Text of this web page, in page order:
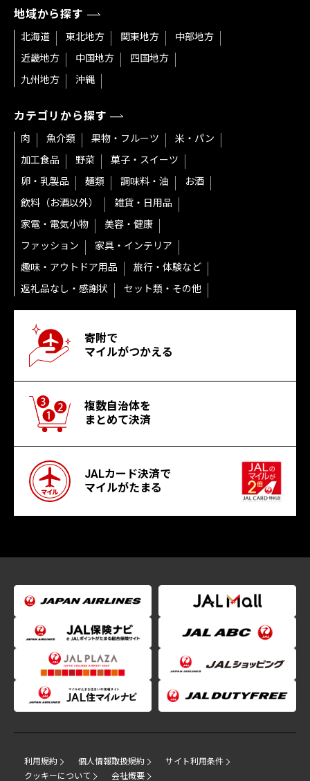
地域から探す
北海道 東北地方 関東地方
中部地方
近畿地方
中国地方
四国地方
九州地方
沖縄
カテゴリから探す
肉 魚介類 果物・フルーツ
米・パン
加工食品
野菜
菓子・スイーツ
卵・乳製品
麺類 調味料・油
お酒
飲料（お酒以外）
雑貨・日用品
家電・電気小物
美容・健康
ファッション
家具・インテリア
趣味・アウトドア用品
旅行・体験など
返礼品なし・感謝状
セット類・その他
寄附で
マイルがつかえる
複数自治体を
まとめて決済
JALカード決済で
マイルがたまる
利用規約 個人情報取扱規約
サイト利用条件
クッキーについて
会社概要